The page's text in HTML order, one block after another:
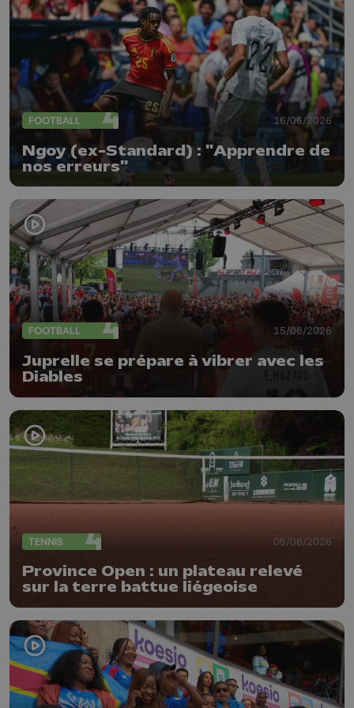
FOOTBALL 16/06/2026
Ngoy (ex-Standard) : "Apprendre de
nos erreurs"
FOOTBALL 15/06/2026
Juprelle se prépare à vibrer avec les
Diables
TENNIS 05/06/2026
Province Open : un plateau relevé
sur la terre battue liégeoise